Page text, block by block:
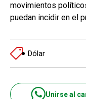
movimientos
puedan incidir en el
Dólar
Unirse al